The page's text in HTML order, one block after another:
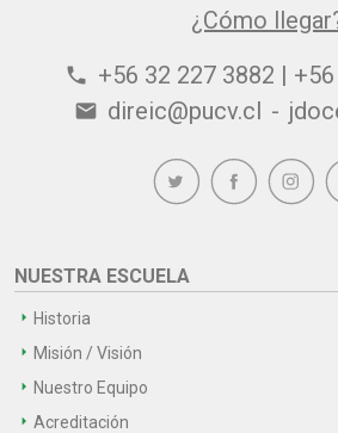
¿Cómo
phone +56 32 227 3882 |
email direic@pucv.cl -
NUESTRA ESCUELA
Historia
Misión / Visión
Nuestro Equipo
Acreditación